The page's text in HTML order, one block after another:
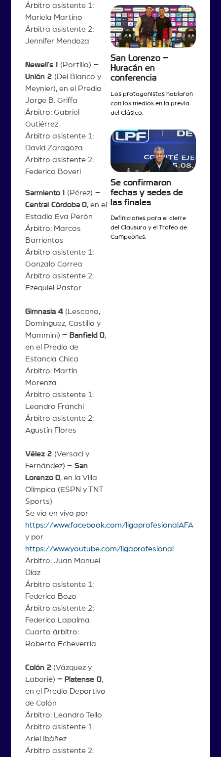
Árbitro asistente 1:
Mariela Martino
Árbitra asistente 2:
Jennifer Mendoza
Newell’s 1 (Portillo) –
Unión 2 (Del Blanco y
Meynier), en el Predio
Jorge B. Griffa
Árbitro: Gabriel
Gutiérrez
Árbitro asistente 1:
David Zaragoza
Árbitro asistente 2:
Federico Boveri
Sarmiento 1 (Pérez) –
Central Córdoba 0, en el
Estadio Eva Perón
Árbitro: Marcos
Barrientos
Árbitro asistente 1:
Gonzalo Correa
Árbitro asistente 2:
Ezequiel Pastor
Gimnasia 4(Lescano,
Domínguez, Castillo y
Mammini) – Banfield 0,
en el Predio de
Estancia Chica
Árbitro: Martín
Morenza
Árbitro asistente 1:
Leandro Franchi
Árbitro asistente 2:
Agustín Flores
Vélez 2 (Versaci y
Fernández) – San
Lorenzo 0, en la Villa
Olímpica (ESPN y TNT
Sports)
Se vio en vivo por
https://www.facebook.com/ligaprofesionalAFA
y por
https://www.youtube.com/ligaprofesional
Árbitro: Juan Manuel
Díaz
Árbitro asistente 1:
Federico Bozo
Árbitro asistente 2:
Federico Lapalma
Cuarto árbitro:
Roberto Echeverría
Colón 2(Vázquez y
Laborié) – Platense 0,
en el Predio Deportivo
de Colón
Árbitro: Leandro Tello
Árbitro asistente 1:
Ariel Ibáñez
Árbitro asistente 2:
San Lorenzo –
Huracán en
conferencia
Los protagonistas hablaron
con los medios en la previa
del Clásico.
Se confirmaron
fechas y sedes de
las finales
Definiciones para el cierre
del Clausura y el Trofeo de
Campeones.